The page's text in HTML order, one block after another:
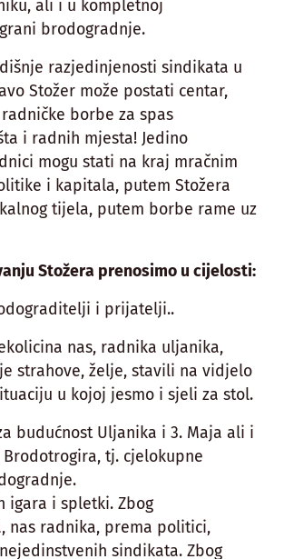
ali i u kompletnoj
brodogradnje.
razjedinjenosti sindikata u
Stožer može postati centar,
borbe za spas
i radnih mjesta! Jedino
mogu stati na kraj mračnim
i kapitala, putem Stožera
tijela, putem borbe rame uz
Stožera prenosimo u cijelosti:
i prijatelji..
nas, radnika uljanika,
strahove, želje, stavili na vidjelo
u kojoj jesmo i sjeli za stol.
budućnost Uljanika i 3. Maja ali i
tj. cjelokupne
igara i spletki. Zbog
nas radnika, prema politici,
sindikata. Zbog